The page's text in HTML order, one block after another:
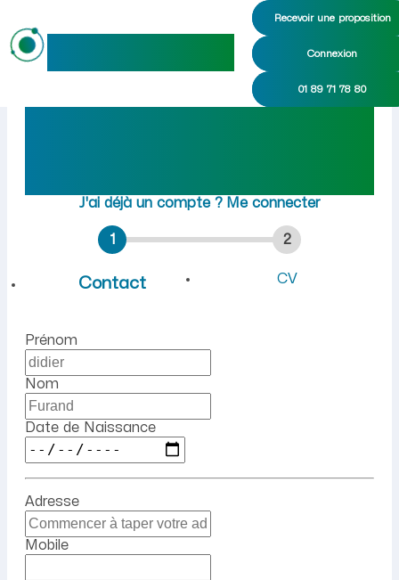
Recevoir une proposition
Connexion
01 89 71 78 80
Emploi à Arvière-en-
Rejoindre maideoà
J'ai déjà un compte ? Me connecter
1
Contact
2
CV
Prénom
Nom
Date de Naissance
Adresse
Mobile